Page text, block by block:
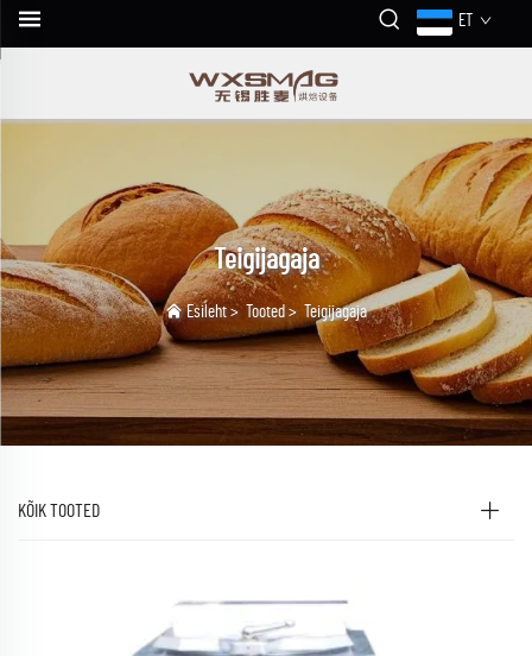
ET
Teigijagaja
Esileht> Tooted> Teigijagaja
KÕIK TOOTED